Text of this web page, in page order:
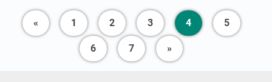
« Previous
1 2 3 4 5
6 7 »Next